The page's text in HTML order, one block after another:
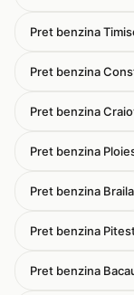
Pret benzina
Pret benzina
Pret benzina
Pret benzina
Pret benzina Braila
Pret benzina
Pret benzina